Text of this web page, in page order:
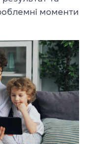
моменти